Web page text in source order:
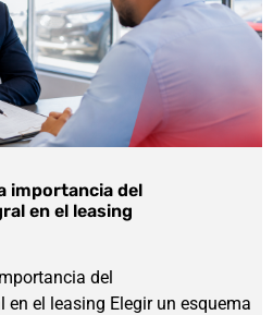
importancia del
en el leasing
del
el leasing Elegir un esquema